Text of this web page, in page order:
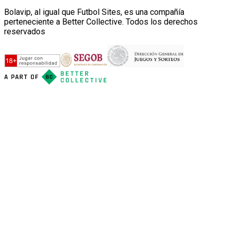
Bolavip, al igual que Futbol Sites, es una compañía
perteneciente a Better Collective. Todos los derechos
reservados